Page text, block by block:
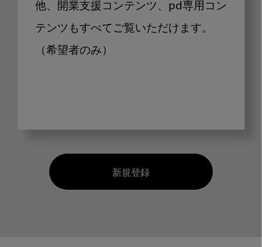
他、開業支援コンテンツ、pd専用コン
テンツもすべてご覧いただけます。
（希望者のみ）
新規登録